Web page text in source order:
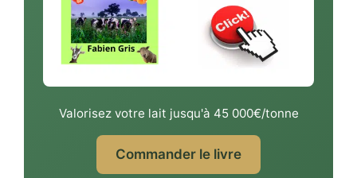
Valorisez votre lait jusqu'à 45 000€/tonne
Commander le livre